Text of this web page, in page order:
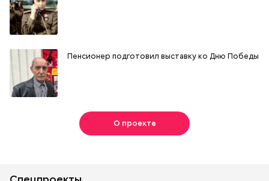
Пенсионер подготовил выставку ко Дню Победы
О проекте